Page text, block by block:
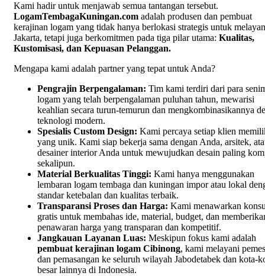
Kami hadir untuk menjawab semua tantangan tersebut.
LogamTembagaKuningan.com adalah produsen dan pembuat
kerajinan logam yang tidak hanya berlokasi strategis untuk
Jakarta, tetapi juga berkomitmen pada tiga pilar utama: Kualitas,
Kustomisasi, dan Kepuasan Pelanggan.
Mengapa kami adalah partner yang tepat untuk Anda?
Pengrajin Berpengalaman: Tim kami terdiri dari para
logam yang telah berpengalaman puluhan tahun, mewarisi
keahlian secara turun-temurun dan mengkombinasikannya
teknologi modern.
Spesialis Custom Design: Kami percaya setiap klien
yang unik. Kami siap bekerja sama dengan Anda, arsitek,
desainer interior Anda untuk mewujudkan desain paling
sekalipun.
Material Berkualitas Tinggi: Kami hanya menggunakan
lembaran logam tembaga dan kuningan impor atau lokal
standar ketebalan dan kualitas terbaik.
Transparansi Proses dan Harga: Kami menawarkan
gratis untuk membahas ide, material, budget, dan
penawaran harga yang transparan dan kompetitif.
Jangkauan Layanan Luas: Meskipun fokus kami adalah
pembuat kerajinan logam Cibinong, kami melayani
dan pemasangan ke seluruh wilayah Jabodetabek dan kota-
besar lainnya di Indonesia.